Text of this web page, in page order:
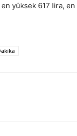
yüksek 617 lira,